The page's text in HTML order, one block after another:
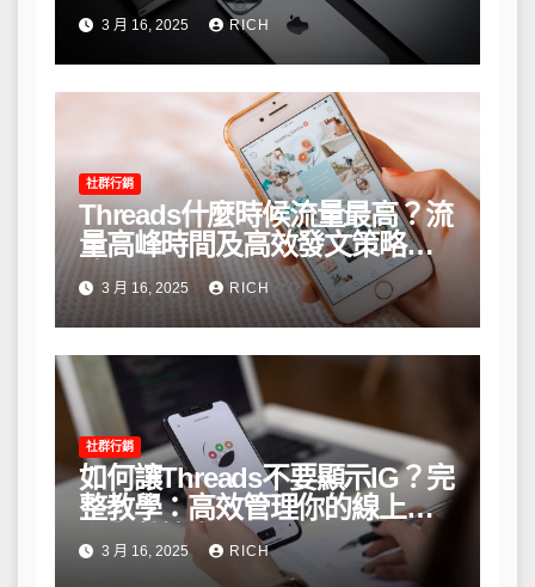
3 月 16, 2025 RICH
社群行銷
Threads什麼時候流量最高？流
量高峰時間及高效發文策略攻
略3 月 16, 2025 RICH
社群行銷
如何讓Threads不要顯示IG？完
整教學：高效管理你的線上隱
私與數據安全
3 月 16, 2025 RICH